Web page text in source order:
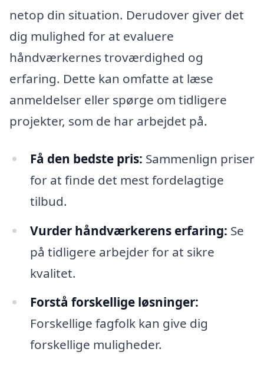
netop din situation. Derudover giver det
dig mulighed for at evaluere
håndværkernes troværdighed og
erfaring. Dette kan omfatte at læse
anmeldelser eller spørge om tidligere
projekter, som de har arbejdet på.
Få den bedste pris: Sammenlign priser
for at finde det mest fordelagtige
tilbud.
Vurder håndværkerens erfaring: Se
på tidligere arbejder for at sikre
kvalitet.
Forstå forskellige løsninger:
Forskellige fagfolk kan give dig
forskellige muligheder.